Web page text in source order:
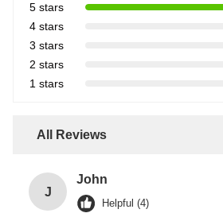
5 stars
4 stars
3 stars
2 stars
1 stars
All Reviews
J
John
Helpful (4)